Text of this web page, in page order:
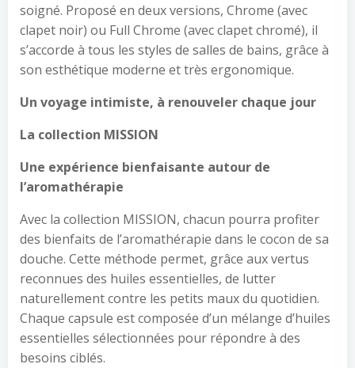
soigné. Proposé en deux versions, Chrome (avec
clapet noir) ou Full Chrome (avec clapet chromé), il
s’accorde à tous les styles de salles de bains, grâce à
son esthétique moderne et très ergonomique.
Un voyage intimiste, à renouveler chaque jour
La collection MISSION
Une expérience bienfaisante autour de
l’aromathérapie
Avec la collection MISSION, chacun pourra profiter
des bienfaits de l’aromathérapie dans le cocon de sa
douche. Cette méthode permet, grâce aux vertus
reconnues des huiles essentielles, de lutter
naturellement contre les petits maux du quotidien.
Chaque capsule est composée d’un mélange d’huiles
essentielles sélectionnées pour répondre à des
besoins ciblés.